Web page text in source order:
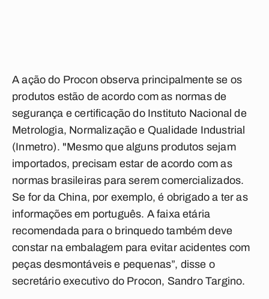
A ação do Procon observa principalmente se os
produtos estão de acordo com as normas de
segurança e certificação do Instituto Nacional de
Metrologia, Normalização e Qualidade Industrial
(Inmetro). "Mesmo que alguns produtos sejam
importados, precisam estar de acordo com as
normas brasileiras para serem comercializados.
Se for da China, por exemplo, é obrigado a ter as
informações em português. A faixa etária
recomendada para o brinquedo também deve
constar na embalagem para evitar acidentes com
peças desmontáveis e pequenas”, disse o
secretário executivo do Procon, Sandro Targino.